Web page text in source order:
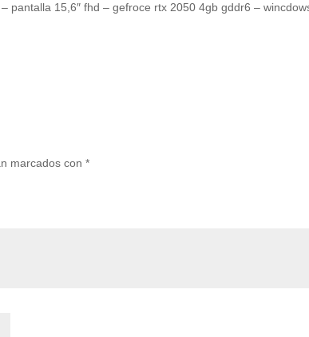
15,6″ fhd – gefroce rtx 2050 4gb gddr6 –
marcados con*